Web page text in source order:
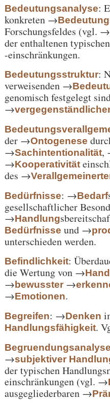
Bedeutungsanalyse:
konkreten →
Forschungsfeldes (vgl. →
der enthaltenen
-einschränkungen.
Bedeutungsstruktur:
verweisenden →
genomisch festgelegt
→
der →Ontogenese
→Sachintentionalität,
→Kooperativität
des →
Bedürfnisse: →Bedarf
gesellschaftlicher
→Handlung
Bedürfnisse und →
unterschieden werden.
Befindlichkeit:
die Wertung von →
→bewusster →
→Emotionen.
Begreifen: →Denken
Handlungsfähigkeit.
→subjektiver
der typischen
einschränkungen (vgl. →
ausgegliederbaren →